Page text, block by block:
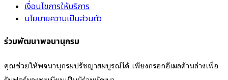
เงื่อนไขการให้บริการ
นโยบายความเป็นส่วนตัว
ร่วมพัฒนาพจนานุกรม
คุณช่วยให้พจนานุกรมปรัชญาสมบูรณ์ได้ เพียงกรอกอีเมลด้านล่างเพื่อ